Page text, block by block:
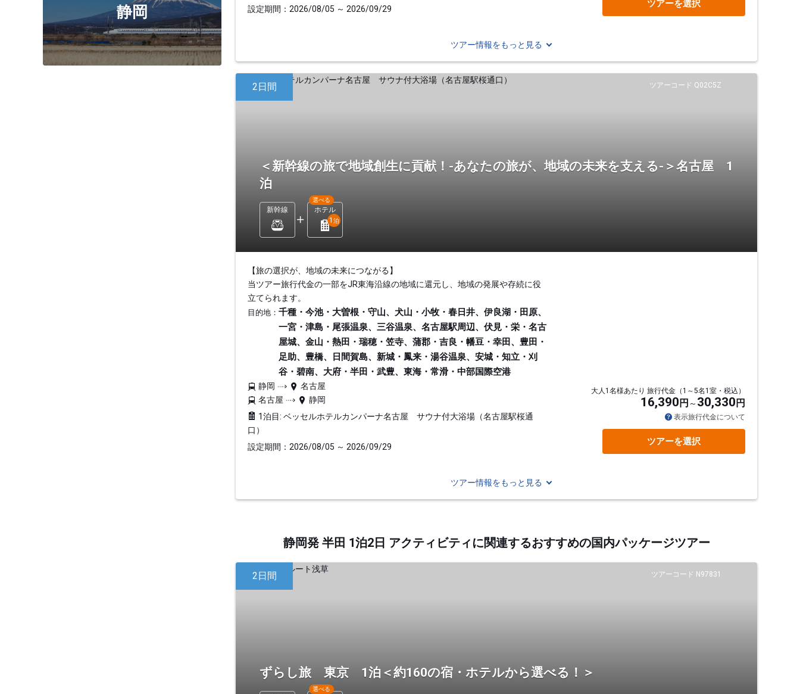
静岡
設定期間：2026/08/05 ～ 2026/09/29
ツアーを選択
ツアー情報をもっと見る
ツアーコード Q02C5Z
2日間
＜新幹線の旅で地域創生に貢献！-あなたの旅が、地域の未来を支える-＞名古屋 1
泊
新幹線 ホテル
選べる
1 泊
【旅の選択が、地域の未来につながる】
当ツアー旅行代金の一部をJR東海沿線の地域に還元し、地域の発展や存続に役
立てられます。
目的地： 千種・今池・大曽根・守山、犬山・小牧・春日井、伊良湖・田原、
一宮・津島・尾張温泉、三谷温泉、名古屋駅周辺、伏見・栄・名古
屋城、金山・熱田・瑞穂・笠寺、蒲郡・吉良・幡豆・幸田、豊田・
足助、豊橋、日間賀島、新城・鳳来・湯谷温泉、安城・知立・刈
谷・碧南、大府・半田・武豊、東海・常滑・中部国際空港
静岡
名古屋
名古屋
静岡
1泊目: ベッセルホテルカンパーナ名古屋 サウナ付大浴場（名古屋駅桜通
口）
設定期間：2026/08/05 ～ 2026/09/29
大人1名様あたり 旅行代金（1～5名1室・税込）
16,390 円 30,330 円
表示旅行代金について
ツアーを選択
ツアー情報をもっと見る
静岡発 半田 1泊2日 アクティビティに関連するおすすめの国内パッケージツアー
ツアーコード N97831
2日間
ずらし旅 東京 1泊＜約160の宿・ホテルから選べる！＞
選べる